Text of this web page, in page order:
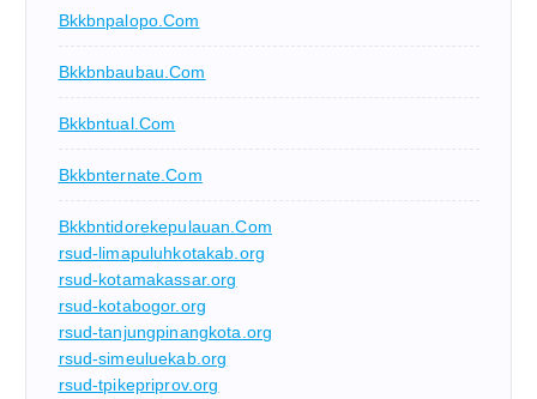
Bkkbnpalopo.com
Bkkbnbaubau.com
Bkkbntual.com
Bkkbnternate.com
Bkkbntidorekepulauan.com
rsud-limapuluhkotakab.org
rsud-kotamakassar.org
rsud-kotabogor.org
rsud-tanjungpinangkota.org
rsud-simeuluekab.org
rsud-tpikepriprov.org